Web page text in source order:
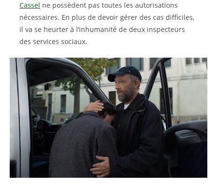
Cassel ne possèdent pas toutes les autorisations
nécessaires. En plus de devoir gérer des cas difficiles,
il va se heurter à l’inhumanité de deux inspecteurs
des services sociaux.